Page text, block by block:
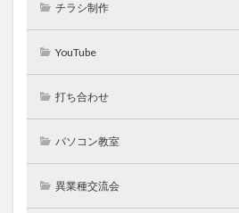
チラシ制作
YouTube
打ち合わせ
パソコン教室
異業種交流会